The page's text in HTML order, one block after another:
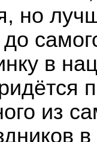
но
до
в
из